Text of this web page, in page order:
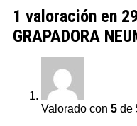
1 valoración en
GRAPADORA
Valorado con 5 de